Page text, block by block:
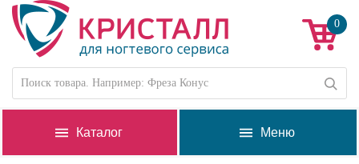
0
Каталог Меню